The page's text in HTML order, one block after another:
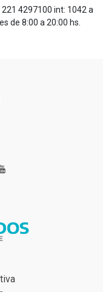
221 4297100 int: 1042 a
de 8:00 a 20:00 hs.